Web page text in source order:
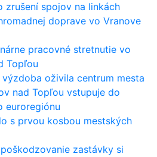
zrušení spojov na linkách
doprave vo Vranove
pracovné stretnutie vo
Topľou
oživila centrum mesta
nad Topľou vstupuje do
euroregiónu
s prvou kosbou mestských
zastávky si